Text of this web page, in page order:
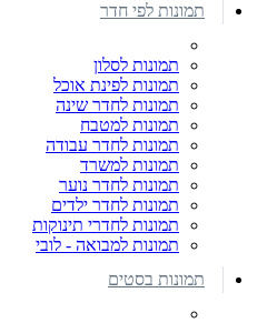
תמונות לפי חדר
תמונות לסלון
תמונות לפינת אוכל
תמונות לחדר שינה
תמונות למטבח
תמונות לחדר עבודה
תמונות למשרד
תמונות לחדר נוער
תמונות לחדר ילדים
תמונות לחדרי תינוקות
תמונות למבואה - לובי
תמונות בסטים